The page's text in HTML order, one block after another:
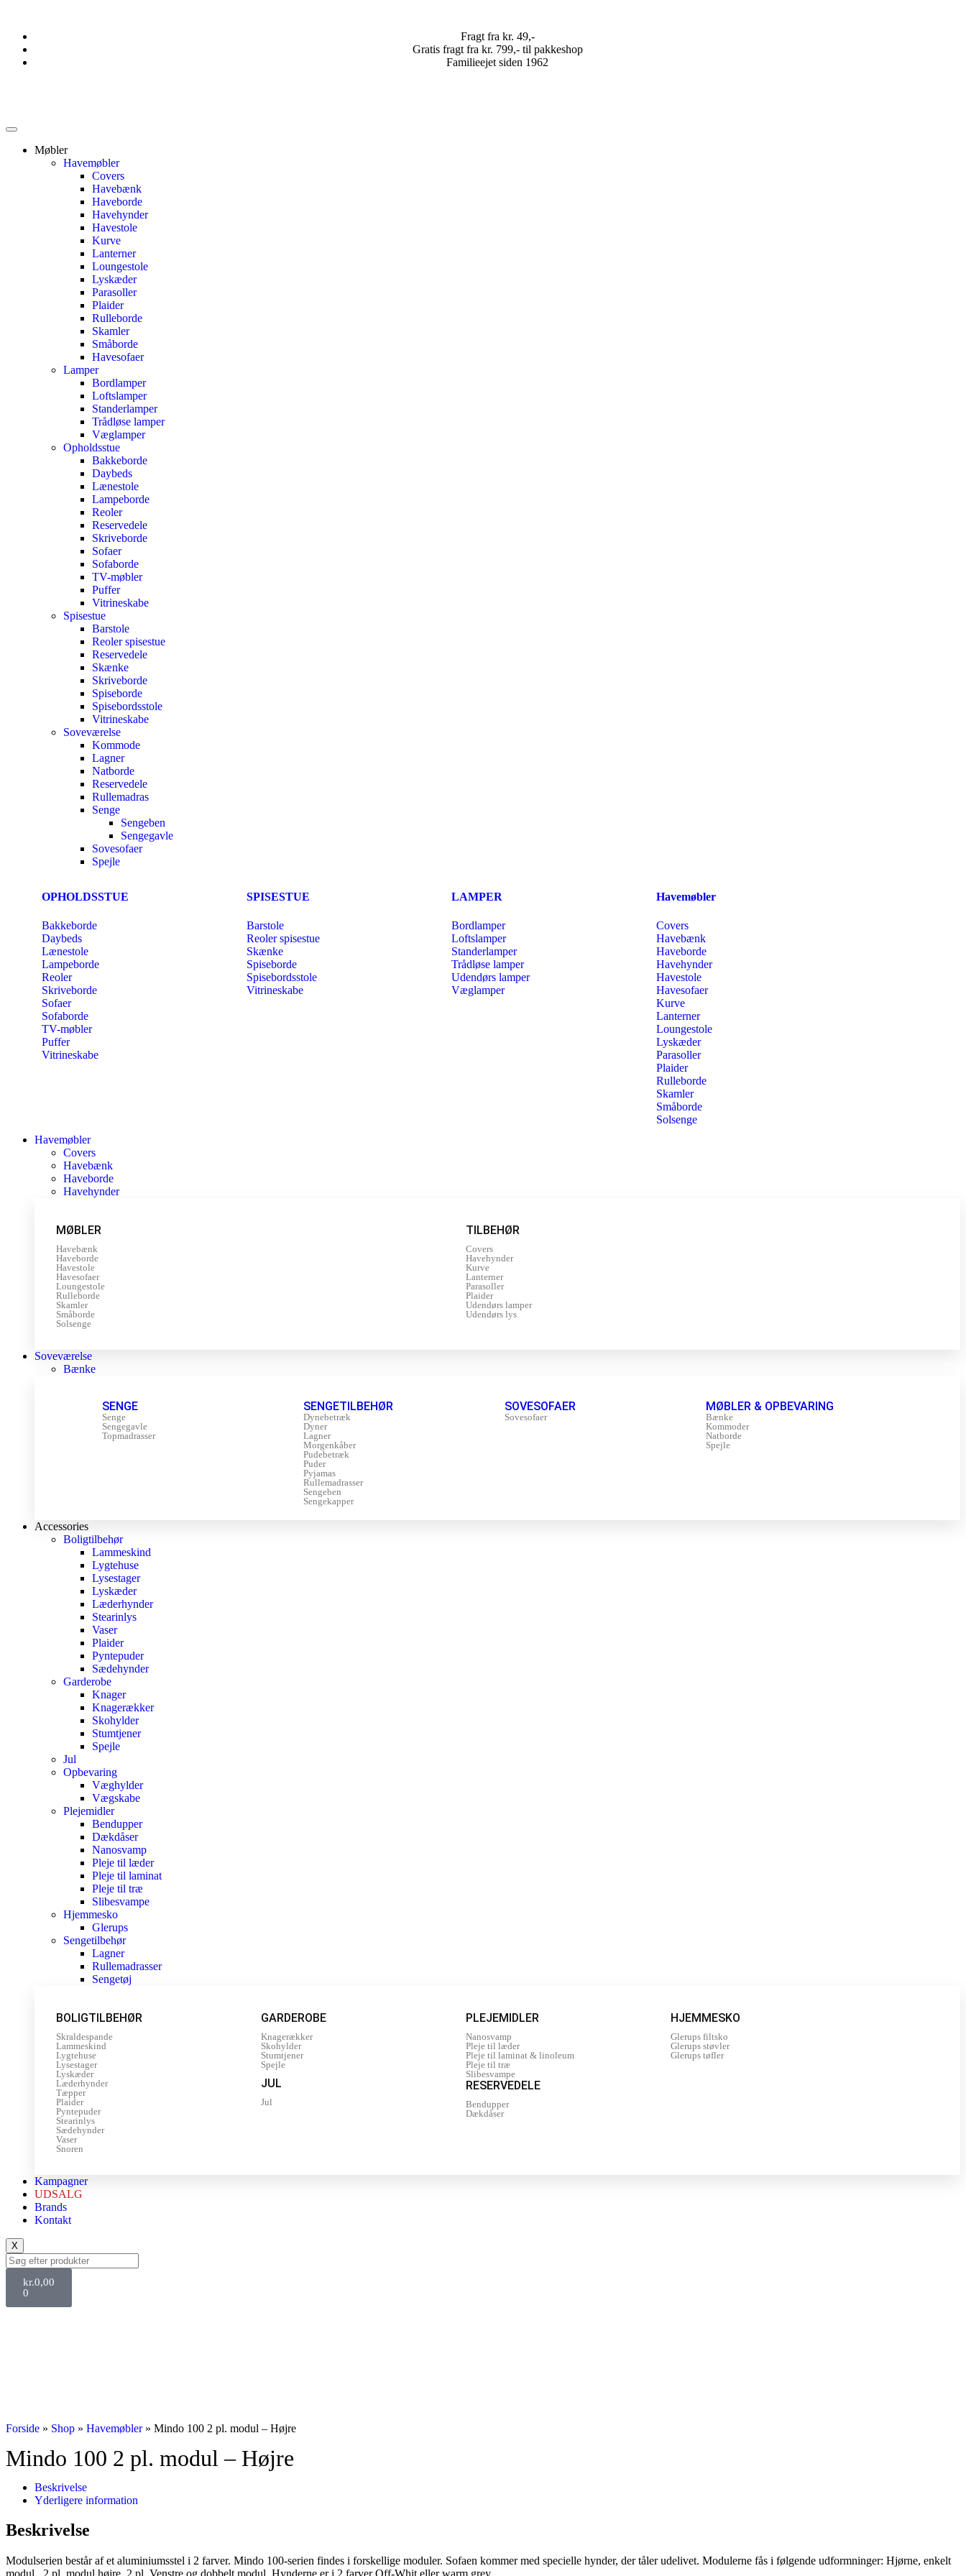
Fragt fra kr. 49,-
Gratis fragt fra kr. 799,- til pakkeshop
Familieejet siden 1962
Møbler
Havemøbler
Covers
Havebænk
Haveborde
Havehynder
Havestole
Kurve
Lanterner
Loungestole
Lyskæder
Parasoller
Plaider
Rulleborde
Skamler
Småborde
Havesofaer
Lamper
Bordlamper
Loftslamper
Standerlamper
Trådløse lamper
Væglamper
Opholdsstue
Bakkeborde
Daybeds
Lænestole
Lampeborde
Reoler
Reservedele
Skriveborde
Sofaer
Sofaborde
TV-møbler
Puffer
Vitrineskabe
Spisestue
Barstole
Reoler spisestue
Reservedele
Skænke
Skriveborde
Spiseborde
Spisebordsstole
Vitrineskabe
Soveværelse
Kommode
Lagner
Natborde
Reservedele
Rullemadras
Senge
Sengeben
Sengegavle
Sovesofaer
Spejle
OPHOLDSSTUE
Bakkeborde
Daybeds
Lænestole
Lampeborde
Reoler
Skriveborde
Sofaer
Sofaborde
TV-møbler
Puffer
Vitrineskabe
SPISESTUE
Barstole
Reoler spisestue
Skænke
Spiseborde
Spisebordsstole
Vitrineskabe
LAMPER
Bordlamper
Loftslamper
Standerlamper
Trådløse lamper
Udendørs lamper
Væglamper
Havemøbler
Covers
Havebænk
Haveborde
Havehynder
Havestole
Havesofaer
Kurve
Lanterner
Loungestole
Lyskæder
Parasoller
Plaider
Rulleborde
Skamler
Småborde
Solsenge
Havemøbler
Covers
Havebænk
Haveborde
Havehynder
MØBLER
Havebænk
Haveborde
Havestole
Havesofaer
Loungestole
Rulleborde
Skamler
Småborde
Solsenge
TILBEHØR
Covers
Havehynder
Kurve
Lanterner
Parasoller
Plaider
Udendørs lamper
Udendørs lys
Soveværelse
Bænke
SENGE
Senge
Sengegavle
Topmadrasser
SENGETILBEHØR
Dynebetræk
Dyner
Lagner
Morgenkåber
Pudebetræk
Puder
Pyjamas
Rullemadrasser
Sengeben
Sengekapper
SOVESOFAER
Sovesofaer
MØBLER & OPBEVARING
Bænke
Kommoder
Natborde
Spejle
Accessories
Boligtilbehør
Lammeskind
Lygtehuse
Lysestager
Lyskæder
Læderhynder
Stearinlys
Vaser
Plaider
Pyntepuder
Sædehynder
Garderobe
Knager
Knagerækker
Skohylder
Stumtjener
Spejle
Jul
Opbevaring
Væghylder
Vægskabe
Plejemidler
Bendupper
Dækdåser
Nanosvamp
Pleje til læder
Pleje til laminat
Pleje til træ
Slibesvampe
Hjemmesko
Glerups
Sengetilbehør
Lagner
Rullemadrasser
Sengetøj
BOLIGTILBEHØR
Skraldespande
Lammeskind
Lygtehuse
Lysestager
Lyskæder
Læderhynder
Tæpper
Plaider
Pyntepuder
Stearinlys
Sædehynder
Vaser
Snoren
GARDEROBE
Knagerækker
Skohylder
Stumtjener
Spejle
JUL
Jul
PLEJEMIDLER
Nanosvamp
Pleje til læder
Pleje til laminat & linoleum
Pleje til træ
Slibesvampe
RESERVEDELE
Bendupper
Dækdåser
HJEMMESKO
Glerups filtsko
Glerups støvler
Glerups tøfler
Kampagner
UDSALG
Brands
Kontakt
X
kr.0,00
0
Forside » Shop » Havemøbler» Mindo 100 2 pl. modul – Højre
Mindo 100 2 pl. modul – Højre
Beskrivelse
Yderligere information
Beskrivelse
Modulserien består af et aluminiumsstel i 2 farver. Mindo 100-serien findes i forskellige moduler. Sofaen kommer med specielle hynder, der tåler udelivet. Modulerne fås i følgende udformninger: Hjørne, enkelt